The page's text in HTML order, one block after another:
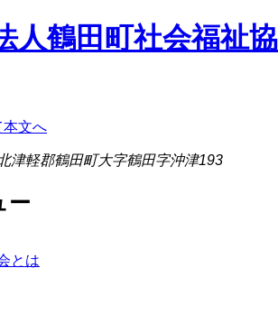
人鶴田町社会福祉協
本文へ
津軽郡鶴田町大字鶴田字沖津193
ー
とは